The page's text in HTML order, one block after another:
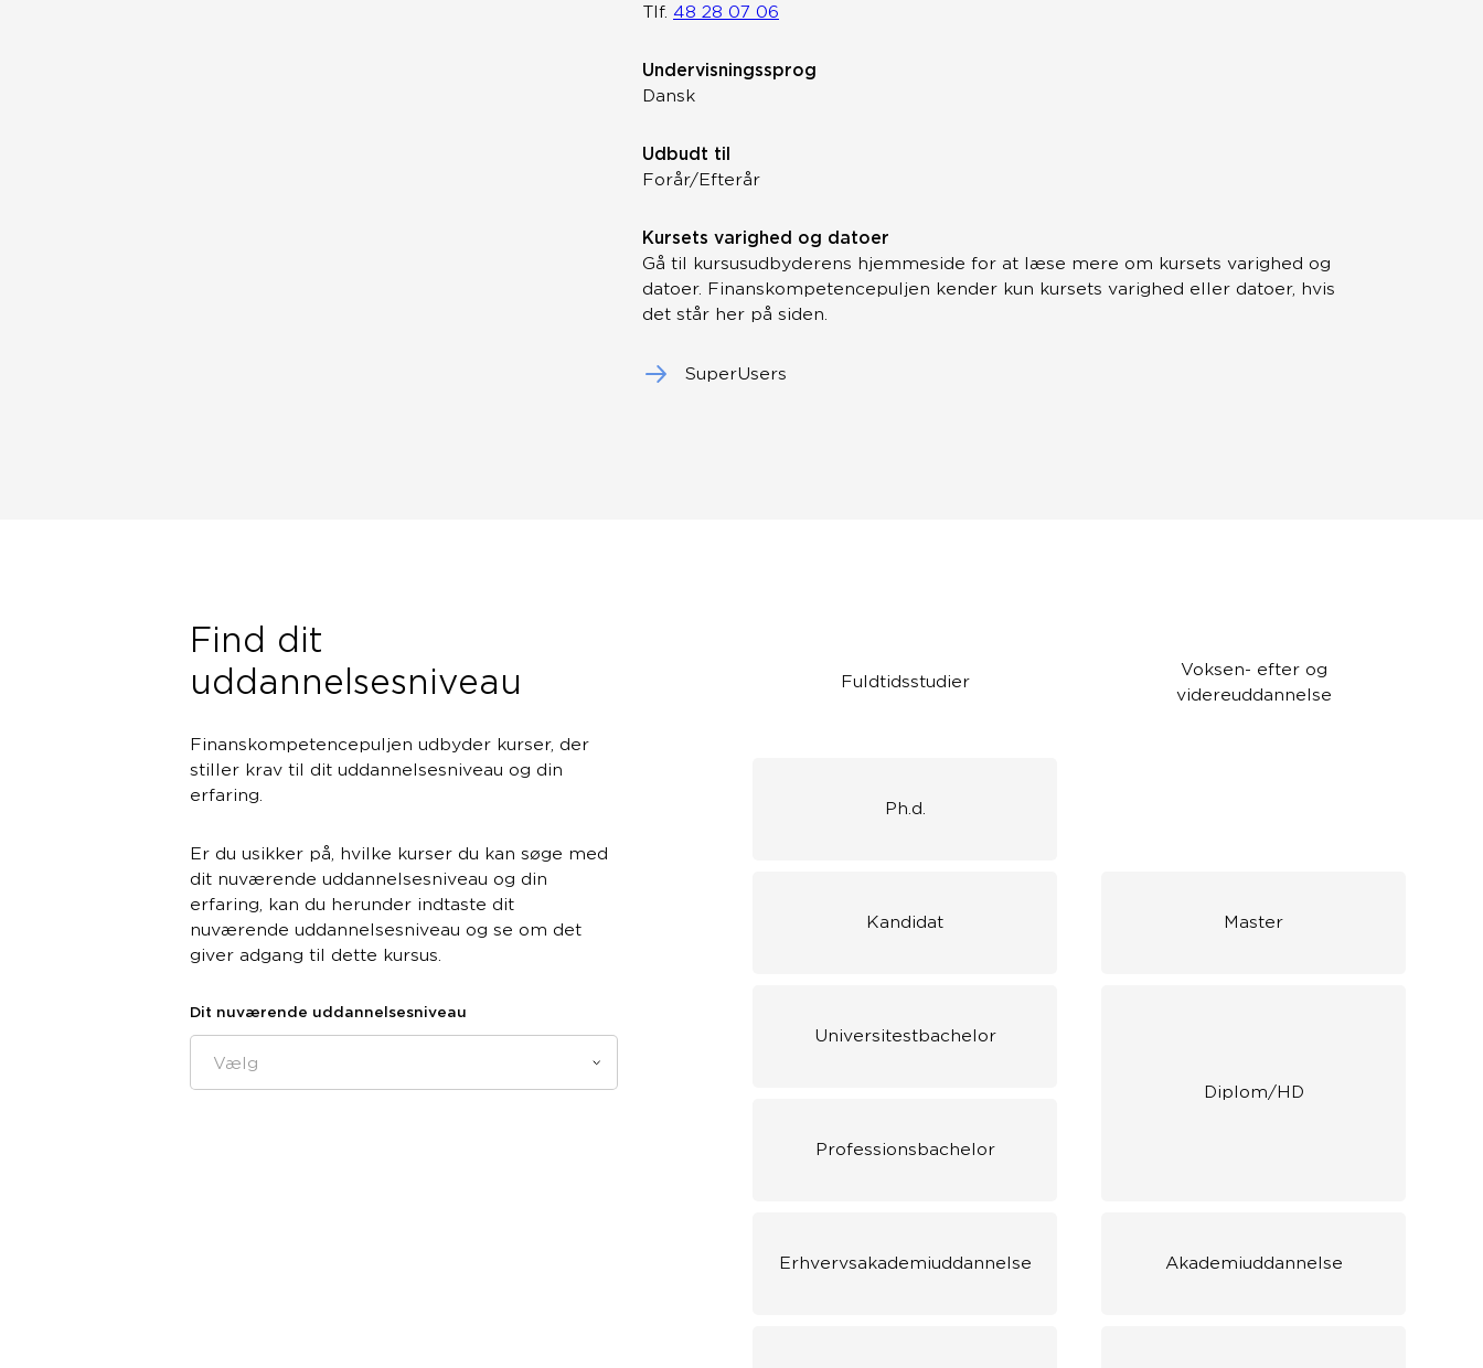
Tlf. 48 28 07 06
Undervisningssprog
Dansk
Udbudt til
Forår/Efterår
Kursets varighed og datoer
Gå til kursusudbyderens hjemmeside for at læse mere om kursets varighed og
datoer. Finanskompetencepuljen kender kun kursets varighed eller datoer, hvis
det står her på siden.
SuperUsers
Find dit
uddannelsesniveau
Finanskompetencepuljen udbyder kurser, der
stiller krav til dit uddannelsesniveau og din
erfaring.
Er du usikker på, hvilke kurser du kan søge med
dit nuværende uddannelsesniveau og din
erfaring, kan du herunder indtaste dit
nuværende uddannelsesniveau og se om det
giver adgang til dette kursus.
Dit nuværende uddannelsesniveau
Vælg
Fuldtidsstudier
Ph.d.
Kandidat
Universitestbachelor
Professionsbachelor
Erhvervsakademiuddannelse
Voksen- efter og
videreuddannelse
Master
Diplom/HD
Akademiuddannelse